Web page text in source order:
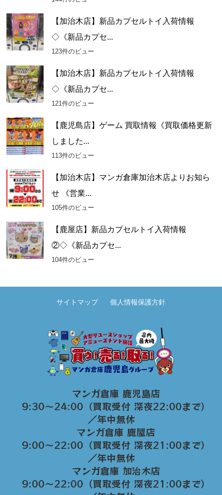
【加治木店】新品カプセルトイ入荷情報
◇《新品カプセ...
123件のビュー
【加治木店】新品カプセルトイ入荷情報
◇《新品カプセ...
121件のビュー
【鹿児島店】ゲーム 買取情報《買取価格更新
しました...
113件のビュー
【加治木店】マンガ倉庫加治木店よりお知ら
せ 《営業...
105件のビュー
【鹿屋店】新品カプセルトイ入荷情報
②◇《新品カプセ...
104件のビュー
サイトマップ 個人情報保護方針
マンガ倉庫 鹿児島店
9:30～24:00（買取受付 深夜22:00まで）
／年中無休
マンガ倉庫 鹿屋店
9:00～22:00（買取受付 深夜21:00まで）
／年中無休
マンガ倉庫 加治木店
9:00〜22:00（買取受付 深夜21:00まで）